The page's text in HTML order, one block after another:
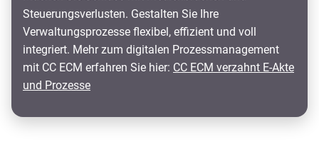
Steuerungsverlusten. Gestalten Sie Ihre
Verwaltungsprozesse flexibel, effizient und voll
integriert. Mehr zum digitalen Prozessmanagement
mit CC ECM erfahren Sie hier: CC ECM verzahnt E-Akte
und Prozesse